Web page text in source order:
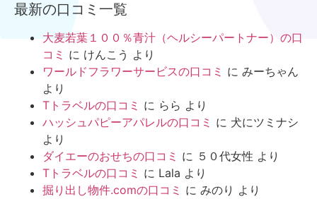
最新の口コミ一覧
大麦若葉１００％青汁（ヘルシーパートナー）の口
コミ に けんこう より
ワールドフラワーサービスの口コミ に みーちゃん
より
Tトラベルの口コミ に らら より
ハッシュパピーアパレルの口コミ に 犬にツミナシ
より
ダイエーのおせちの口コミ に ５０代女性 より
Tトラベルの口コミ に Lala より
掘り出し物件.comの口コミ に みのり より